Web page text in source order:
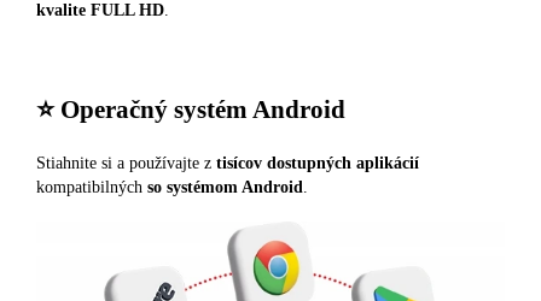
kvalite FULL HD.
⭐️ Operačný systém Android
Stiahnite si a používajte z tisícov dostupných aplikácií
kompatibilných so systémom Android.